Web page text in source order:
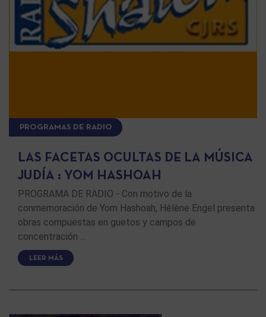
PROGRAMAS DE RADIO
LAS FACETAS OCULTAS DE LA MÚSICA
JUDÍA : YOM HASHOAH
PROGRAMA DE RADIO - Con motivo de la
conmemoración de Yom Hashoah, Hélène Engel presenta
obras compuestas en guetos y campos de
concentración …
LEER MÁS